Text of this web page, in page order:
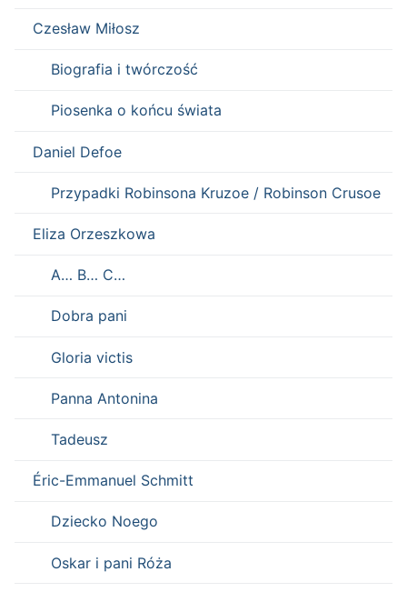
Czesław Miłosz
Biografia i twórczość
Piosenka o końcu świata
Daniel Defoe
Przypadki Robinsona Kruzoe / Robinson Crusoe
Eliza Orzeszkowa
A… B… C…
Dobra pani
Gloria victis
Panna Antonina
Tadeusz
Éric-Emmanuel Schmitt
Dziecko Noego
Oskar i pani Róża